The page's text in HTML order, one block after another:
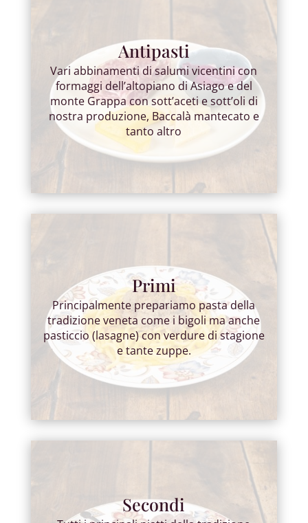
Antipasti
Vari abbinamenti di salumi vicentini con
formaggi dell’altopiano di Asiago e del
monte Grappa con sott’aceti e sott’oli di
nostra produzione, Baccalà mantecato e
tanto altro
Primi
Principalmente prepariamo pasta della
tradizione veneta come i bigoli ma anche
pasticcio (lasagne) con verdure di stagione
e tante zuppe.
Secondi